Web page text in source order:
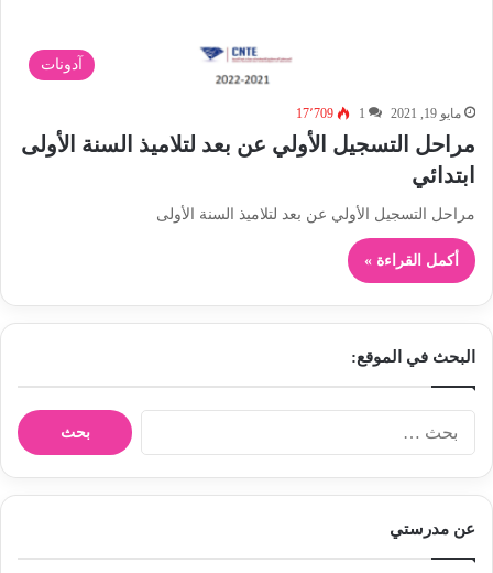
آدونات
مايو 19, 2021 1 17٬709
مراحل التسجيل الأولي عن بعد لتلاميذ السنة الأولى
ابتدائي
مراحل التسجيل الأولي عن بعد لتلاميذ السنة الأولى
أكمل القراءة »
البحث في الموقع:
ن
عن مدرستي